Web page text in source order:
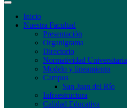
Inicio
Nuestra Facultad
Presentación
Organigrama
Directorio
Normatividad Universitaria
Modelo y lineamiento
Campus
San Juan del Río
Infraestructura
Calidad Educativa